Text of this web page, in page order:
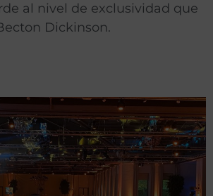
al nivel de exclusividad que
Dickinson.